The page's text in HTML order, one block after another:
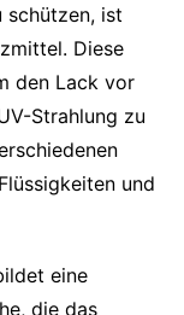
schützen, ist
Diese
den Lack vor
Strahlung zu
und
eine
die das